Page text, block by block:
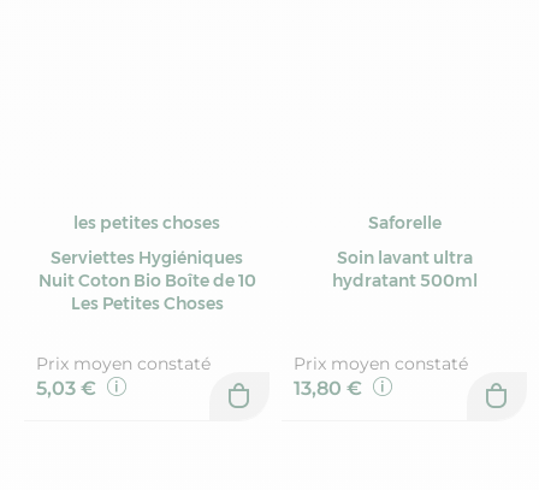
les petites choses
Serviettes Hygiéniques
Nuit Coton Bio Boîte de 10
Les Petites Choses
Prix moyen constaté
5,03 €
Saforelle
Soin lavant ultra
hydratant 500ml
Prix moyen constaté
13,80 €